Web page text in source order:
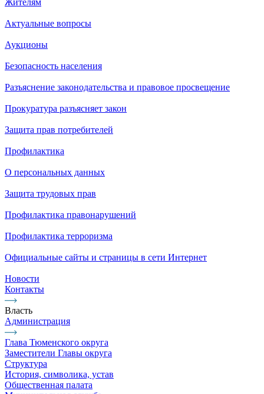
Жителям
Актуальные вопросы
Аукционы
Безопасность населения
Разъяснение законодательства и правовое просвещение
Прокуратура разъясняет закон
Защита прав потребителей
Профилактика
О персональных данных
Защита трудовых прав
Профилактика правонарушений
Профилактика терроризма
Официальные сайты и страницы в сети Интернет
Новости
Контакты
Власть
Администрация
Глава Тюменского округа
Заместители Главы округа
Структура
История, символика, устав
Общественная палата